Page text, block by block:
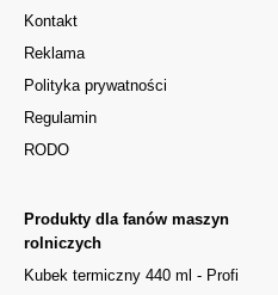
Kontakt
Reklama
Polityka prywatności
Regulamin
RODO
Produkty dla fanów maszyn
rolniczych
Kubek termiczny 440 ml - Profi